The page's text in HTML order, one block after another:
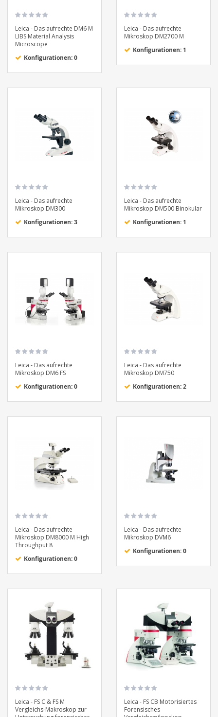
Leica - Das aufrechte DM6 M
LIBS Material Analysis
Microscope
Konfigurationen: 0
Leica - Das aufrechte
Mikroskop DM2700 M
Konfigurationen: 1
Leica - Das aufrechte
Mikroskop DM300
Konfigurationen: 3
Leica - Das aufrechte
Mikroskop DM500 Binokular
Konfigurationen: 1
Leica - Das aufrechte
Mikroskop DM6 FS
Konfigurationen: 0
Leica - Das aufrechte
Mikroskop DM750
Konfigurationen: 2
Leica - Das aufrechte
Mikroskop DM8000 M High
Throughput 8
Konfigurationen: 0
Leica - Das aufrechte
Mikroskop DVM6
Konfigurationen: 0
Leica - FS C & FS M
Vergleichs-Makroskop zur
Leica - FS CB Motorisiertes
Forensisches